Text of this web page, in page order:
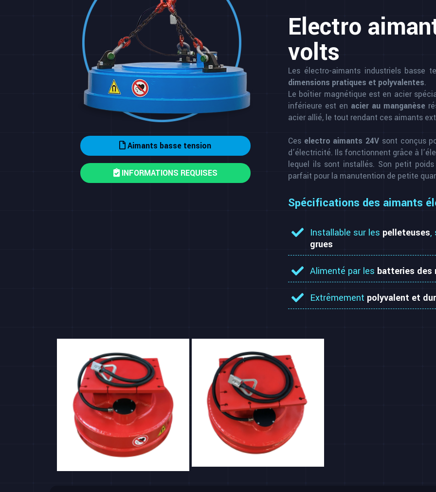
Aimants basse tension
INFORMATIONS REQUISES
Electro
volts
Les électro-aimants industriels basse
dimensions pratiques et polyvalentes.
Le boîtier magnétique est en acier
inférieure est en acier au manganèse
acier allié, le tout rendant ces aimants
Ces electro aimants 24V sont conçus
d’électricité. Ils fonctionnent grâce à
lequel ils sont installés. Son petit
parfait pour la manutention de petite
Spécifications des aimants
Installable sur les pelleteuses,
grues
Alimenté par les batteries des
Extrêmement polyvalent et